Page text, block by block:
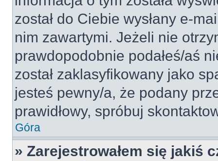
został do Ciebie wysłany e-
nim zawartymi. Jeżeli nie
prawdopodobnie podałeś/aś
został zaklasyfikowany jako
jesteś pewny/a, że podany
prawidłowy, spróbuj
Góra
» Zarejestrowałem się jakiś